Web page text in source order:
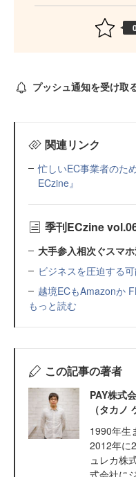
プッシュ通知を受け取
関連リンク
忙しいEC事業者のた
ECzine』
季刊ECzine
大手参入相次ぐスマ
ビジネスを圧迫する
越境ECもAmazonか
もっと読む
この記事の著者
PAY株式
（タカノ
1990年生
2012年に
ュレカ株
式会社に